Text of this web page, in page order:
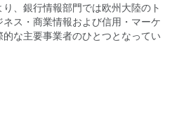
、銀行情報部門では欧州大陸のト
ス・商業情報および信用・マーケ
な主要事業者のひとつとなってい